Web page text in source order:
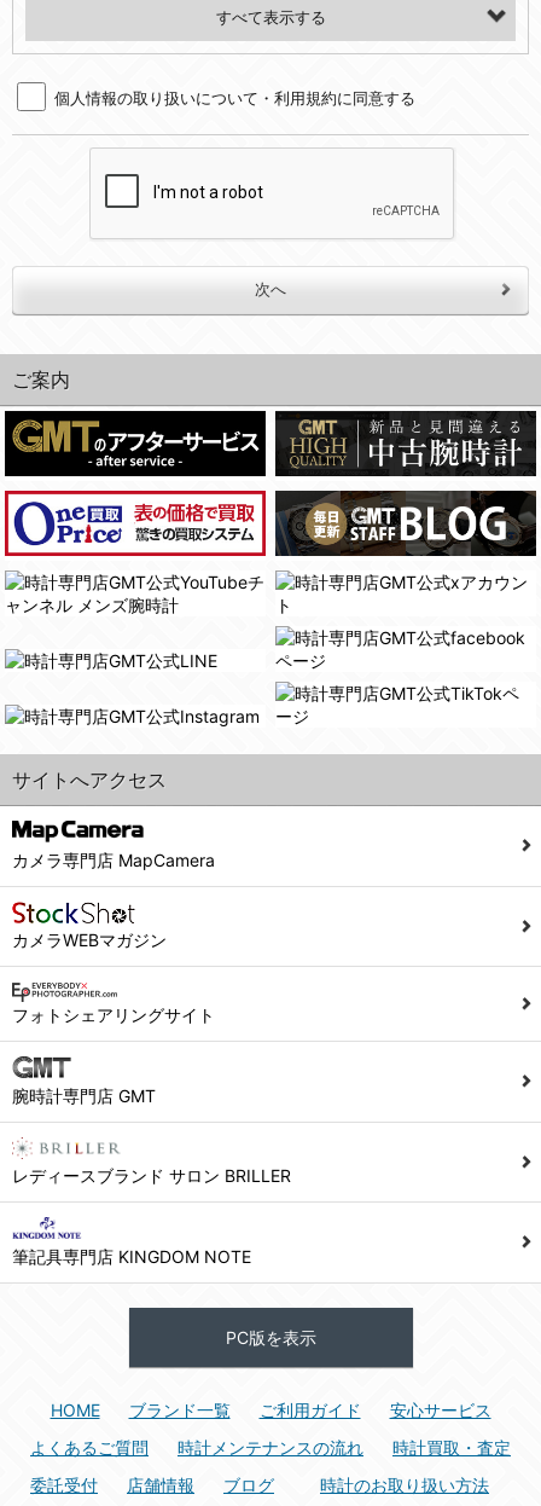
・EVERYBODY×PHOTOGRAPHER.comのフォトシェアリングサービス運営のため
３．個人情報の第三者提供と委託
(2)法令等により開示を求められた場合。
(4)国の機関若しくは地方公共団体又はその委託を受けた者が法令の定める事務を遂行することに対して協力する必要がある場合であって、本人の同意を得ることにより当該事務の遂行に支障を及ぼすおそれがあるとき。
(5)業務を円滑に進めるために、外部業者に個人データの一部又は全部の処理を委託する場合（ただし、委託する場合は委託した個人データの安全管理が図られるように、委託先に対する必要かつ適切な監督を行ないます）。
４．ご提供の任意性
当社への個人情報の提供はお客様の任意ですが、必要な個人情報をご提供いただけない場合、当社のサービス等が利用できない場合がありますのでご了承下さい。
５．ご本人が容易に知覚できない方法による個人情報の取得
また利用者の統計的分析のため、または掲載された広告にクッキーを使用する場合があります。
シュッピン株式会社 個人情報相談窓口
Mail：privacy@syuppin.com (受付)
4. ユーザーの登録内容について
2) ユーザーが本サイト内で第三者のユーザーID、パスワード、メールアドレス及びこれに伴う個人情報を知り得た場合には、速やかに弊社に届け出るものとします。
(2) ユーザーから寄せられた情報を、ユーザーの個人情報を表示せずに開示する場合。
(3) ユーザーが個人情報の開示について同意している場合。
(4) 法令により開示が求められた場合。
(5) 弊社で取り扱う商品またはサービスに関する案内や情報提供（郵便、電子メール等によるダイレクトメールなど）を行なう場合。
(6) 弊社が利用目的を示してユーザーから取得した情報を、その利用目的の範囲内で利用する場合。
6. 情報の提供
1)弊社は、各ユーザーに対し、当該ユーザーの購入商品の情報、及び弊社の特価商品の情報等、ユーザーに有益かつ便利な情報を提供するものとし、ユーザーはこれに同意するものとします。
フォームにて入力されたメールアドレスに、本サイトのお知らせをメールにてお送りさせていただきます。
本サイト会員のお客様は
※設定変更前にログインする必要があります。
メールマガジン会員のお客様はこちら
7. ユーザーの義務
(1) 他のユーザー、第三者もしくは弊社の著作権又はその他の権利を侵害する行為、及び侵害する恐れのある行為。
(6) 犯罪的行為、または犯罪的行為に結びつく行為、もしくはその恐れのある行為。
(9) 弊社の企業活動の運営を妨げるような行為、誹謗するような行為。
(12) その他、法令に違反または違反する恐れのある行為。
(13) その他、弊社が不適切と判断する行為。
2) ユーザーは、本サイト及び本サービスの利用により、弊社または第三者が損害を被ったときは、かかる損害を賠償するものとします。
個人情報の取り扱いについて・利用規約に同意する
ご案内
サイトへアクセス
カメラ専門店 MapCamera
カメラWEBマガジン
フォトシェアリングサイト
腕時計専門店 GMT
レディースブランド サロン BRILLER
筆記具専門店 KINGDOM NOTE
PC版を表示
HOME ブランド一覧 ご利用ガイド
安心サービス
よくあるご質問
時計メンテナンスの流れ
時計買取・査定
委託受付
店舗情報 ブログ 時計のお取り扱い方法